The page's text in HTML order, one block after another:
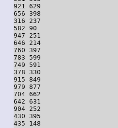
921 629
656 398
316 237
582 90
947 251
646 214
760 397
783 599
749 591
378 330
915 849
979 877
704 662
642 631
904 252
430 395
435 148